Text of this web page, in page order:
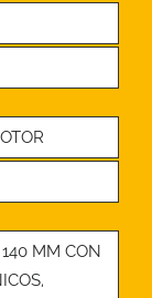
MM CON